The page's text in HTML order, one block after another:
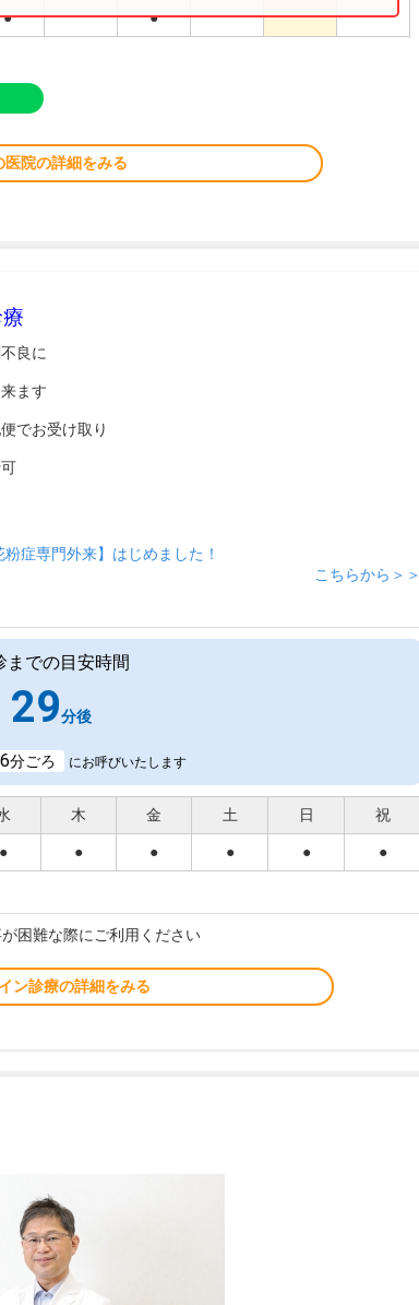
● ●
医院の詳細をみる
良に
ます
でお受け取り
粉症専門外来】はじめました！
こちらから＞＞
までの目安時間
29分後
分ごろ にお呼びいたします
木 金 土 日 祝
● ● ● ● ● ●
困難な際にご利用ください
ン診療の詳細をみる